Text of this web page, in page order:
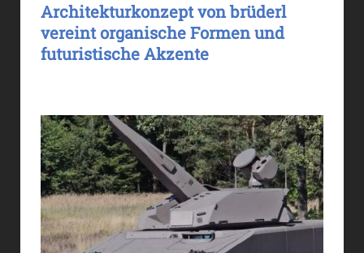
Architekturkonzept von brüderl
vereint organische Formen und
futuristische Akzente